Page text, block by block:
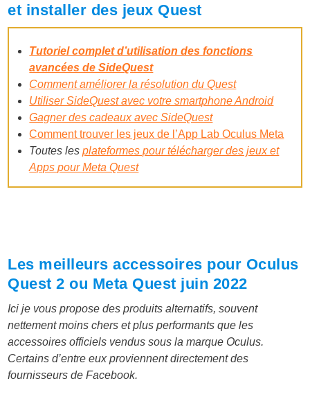
et installer des jeux Quest
Tutoriel complet d’utilisation des fonctions
avancées de SideQuest
Comment améliorer la résolution du Quest
Utiliser SideQuest avec votre smartphone Android
Gagner des cadeaux avec SideQuest
Comment trouver les jeux de l’App Lab Oculus Meta
Toutes lesplateformes pour télécharger des jeux et
Apps pour Meta Quest
Les meilleurs accessoires pour Oculus
Quest 2 ou Meta Quest juin 2022
Ici je vous propose des produits alternatifs, souvent
nettement moins chers et plus performants que les
accessoires officiels vendus sous la marque Oculus.
Certains d’entre eux proviennent directement des
fournisseurs de Facebook.